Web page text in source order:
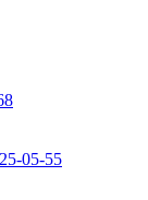
05-55